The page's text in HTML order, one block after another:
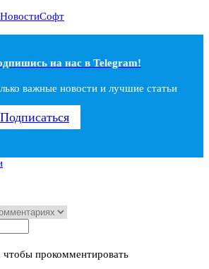
НовостиСофт
на наc в Telegram!
важные новости и лучшие статьи
Подписаться
прокомментировать